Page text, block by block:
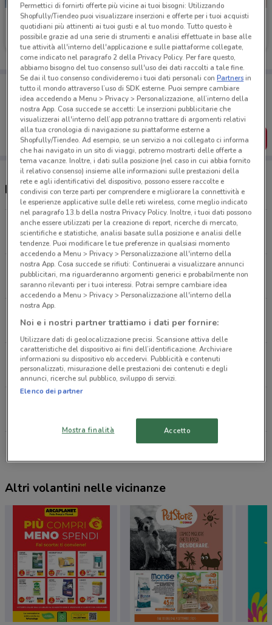
Ferplast
Scade il 31/12 75 m
Ferplast
Scade il 31/12 75 m
Porta DoveConviene sempre con te!
Puoi trovare le migliori offerte dei negozi vicino a te,
salvarle e creare la tua lista del risparmio, comodamente
dal tuo cellulare.
SCARICA L’APP
Negozi Ferplast a Moncalieri
VIA MARTIRI DELLA LIBERTA\', 8 Moncalieri
75 m
VIA MARTIRI DELLA LIBERTA', 8 Moncalieri
75 m
VIA CAVOUR, 17 Moncalieri
217 m
VIA EINAUDI, 29 Moncalieri
611 m
Tutti i negozi Ferplast
Altri volantini nelle vicinanze
Permettici di fornirti offerte più vicine ai tuoi bisogni: Utilizzando
Shopfully/Tiendeo puoi visualizzare inserzioni e offerte per i tuoi acquisti
quotidiani più attinenti ai tuoi gusti e al tuo mondo. Tutto questo è
possibile grazie ad una serie di strumenti e analisi effettuate in base alle
tue attività all'interno dell'applicazione e sulle piattaforme collegate,
come indicato nel paragrafo 2 della Privacy Policy. Per fare questo,
abbiamo bisogno del tuo consenso sull'uso dei dati raccolti a tale fine.
Se dai il tuo consenso condivideremo i tuoi dati personali conPartnersin
tutto il mondo attraverso l’uso di SDK esterne. Puoi sempre cambiare
idea accedendo a Menu > Privacy > Personalizzazione, all’interno della
nostra App. Cosa succede se accetti: Le inserzioni pubblicitarie che
visualizzerai all'interno dell’app potranno trattare di argomenti relativi
alla tua cronologia di navigazione su piattaforme esterne a
Shopfully/Tiendeo. Ad esempio, se un servizio a noi collegato ci informa
che hai navigato in un sito di viaggi, potremo mostrarti delle offerte a
tema vacanze. Inoltre, i dati sulla posizione (nel caso in cui abbia fornito
il relativo consenso) insieme alle informazioni sulle prestazioni della
rete e agli identificativi del dispositivo, possono essere raccolte e
condivisi con terze parti per comprendere e migliorare la connettività e
le esperienze applicative sulle delle reti wireless, come meglio indicato
nel paragrafo 13.b della nostra Privacy Policy. Inoltre, i tuoi dati possono
anche essere utilizzati per la creazione di report, ricerche di mercato,
scientifiche e statistiche, analisi basate sulla posizione e analisi delle
tendenze. Puoi modificare le tue preferenze in qualsiasi momento
accedendo a Menu > Privacy > Personalizzazione all'interno della
nostra App. Cosa succede se rifiuti: Continuerai a visualizzare annunci
pubblicitari, ma riguarderanno argomenti generici e probabilmente non
saranno rilevanti per i tuoi interessi. Potrai sempre cambiare idea
accedendo a Menu > Privacy > Personalizzazione all'interno della
nostra App.
Noi e i nostri partner trattiamo i dati per fornire:
Utilizzare dati di geolocalizzazione precisi. Scansione attiva delle
caratteristiche del dispositivo ai fini dell’identificazione. Archiviare
informazioni su dispositivo e/o accedervi. Pubblicità e contenuti
personalizzati, misurazione delle prestazioni dei contenuti e degli
annunci, ricerche sul pubblico, sviluppo di servizi.
Elenco dei partner
Mostra finalità Accetto